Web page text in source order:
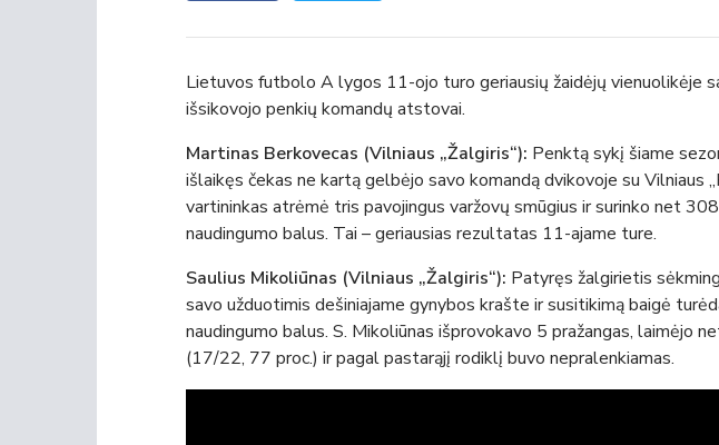
Lietuvos futbolo A lygos 11-ojo turo geriausių žaidėjų vienuolikėje
išsikovojo penkių komandų atstovai.
Martinas Berkovecas (Vilniaus „Žalgiris“): Penktą sykį šiame
išlaikęs čekas ne kartą gelbėjo savo komandą dvikovoje su Vilniaus
vartininkas atrėmė tris pavojingus varžovų smūgius ir surinko net
naudingumo balus. Tai – geriausias rezultatas 11-ajame ture.
Saulius Mikoliūnas (Vilniaus „Žalgiris“): Patyręs žalgirietis
savo užduotimis dešiniajame gynybos krašte ir susitikimą baigė
naudingumo balus. S. Mikoliūnas išprovokavo 5 pražangas, laimėjo
(17/22, 77 proc.) ir pagal pastarąjį rodiklį buvo nepralenkiamas.